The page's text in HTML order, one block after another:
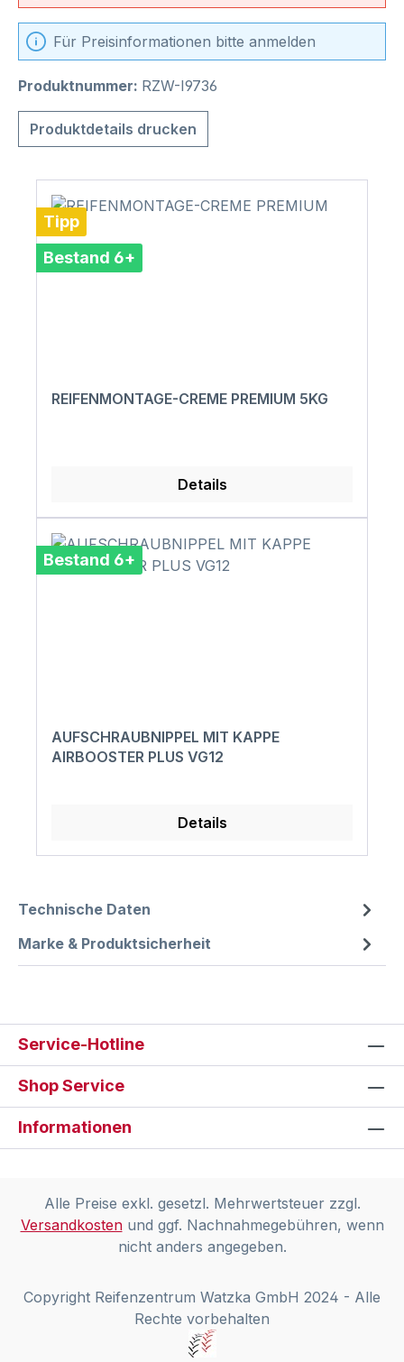
Für Preisinformationen bitte anmelden
Produktnummer: RZW-I9736
Produktdetails drucken
Tipp
Bestand 6+
REIFENMONTAGE-CREME PREMIUM 5KG
Details
Bestand 6+
AUFSCHRAUBNIPPEL MIT KAPPE
AIRBOOSTER PLUS VG12
Details
Technische Daten
Marke & Produktsicherheit
Service-Hotline
Shop Service
Informationen
Alle Preise exkl. gesetzl. Mehrwertsteuer zzgl.
Versandkostenund ggf. Nachnahmegebühren, wenn
nicht anders angegeben.
Copyright Reifenzentrum Watzka GmbH 2024 - Alle
Rechte vorbehalten